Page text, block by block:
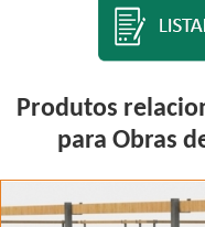
Produtos
para Obras